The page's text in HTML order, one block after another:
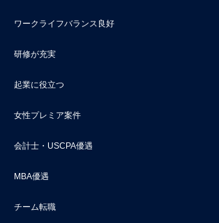
ワークライフバランス良好
研修が充実
起業に役立つ
女性プレミア案件
会計士・USCPA優遇
MBA優遇
チーム転職